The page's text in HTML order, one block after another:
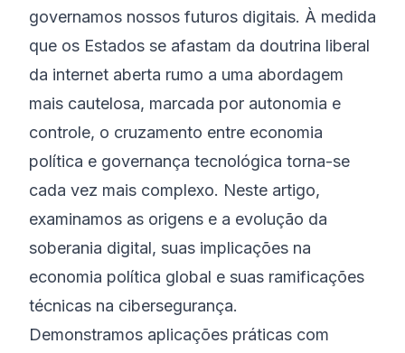
governamos nossos futuros digitais. À medida
que os Estados se afastam da doutrina liberal
da internet aberta rumo a uma abordagem
mais cautelosa, marcada por autonomia e
controle, o cruzamento entre economia
política e governança tecnológica torna-se
cada vez mais complexo. Neste artigo,
examinamos as origens e a evolução da
soberania digital, suas implicações na
economia política global e suas ramificações
técnicas na cibersegurança.
Demonstramos aplicações práticas com